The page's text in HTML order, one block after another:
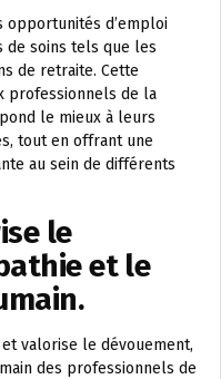
opportunités d’emploi
de soins tels que les
de retraite. Cette
professionnels de la
le mieux à leurs
tout en offrant une
au sein de différents
le
et le
et valorise le dévouement,
des professionnels de